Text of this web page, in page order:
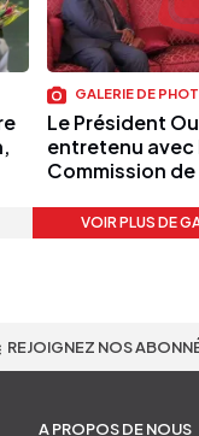
GALERIE DE
Le Président
entretenu avec
Commission de
VOIR PLUS DE
REJOIGNEZ NOS
A PROPOS DE NOUS